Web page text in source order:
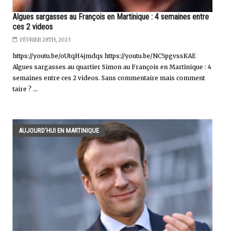
Algues sargasses au François en Martinique : 4 semaines entre
ces 2 videos
FÉVRIER 28TH, 2023
https://youtu.be/oUtqH4jmdqs https://youtu.be/NC5pgvssKAE
Algues sargasses au quartier Simon au François en Martinique : 4
semaines entre ces 2 videos. Sans commentaire mais comment
taire ? ...
AUJOURD'HUI EN MARTINIQUE